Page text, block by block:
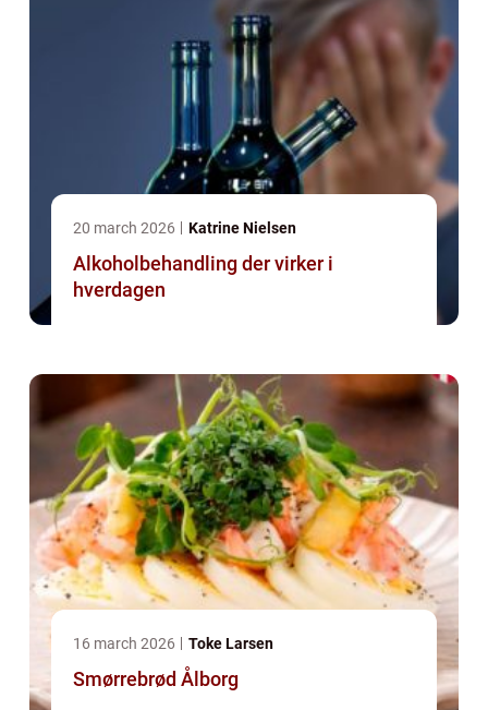
20 march 2026 Katrine Nielsen
Alkoholbehandling der virker i
hverdagen
16 march 2026 Toke Larsen
Smørrebrød Ålborg